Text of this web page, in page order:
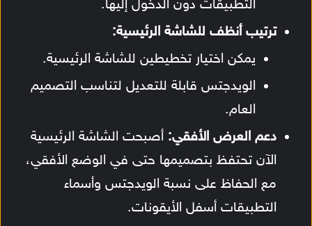
التطبيقات دون الدخول إليها.
ترتيب أنظف للشاشة الرئيسية:
يمكن اختيار تخطيطين للشاشة الرئيسية.
الويدجتس قابلة للتعديل لتناسب التصميم
العام.
دعم العرض الأفقي: أصبحت الشاشة الرئيسية
الآن تحتفظ بتصميمها حتى في الوضع الأفقي،
مع الحفاظ على نسبة الويدجتس وأسماء
التطبيقات أسفل الأيقونات.